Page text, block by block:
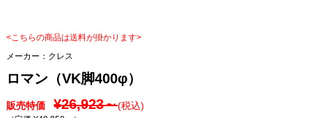
<こちらの商品は送料が掛かります>
メーカー： クレス
ロマン（VK脚400φ）
販売特価 ¥26,923～(税込)